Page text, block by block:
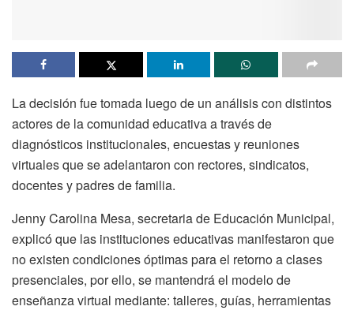
La decisión fue tomada luego de un análisis con distintos
actores de la comunidad educativa a través de
diagnósticos institucionales, encuestas y reuniones
virtuales que se adelantaron con rectores, sindicatos,
docentes y padres de familia.
Jenny Carolina Mesa, secretaria de Educación Municipal,
explicó que las instituciones educativas manifestaron que
no existen condiciones óptimas para el retorno a clases
presenciales, por ello, se mantendrá el modelo de
enseñanza virtual mediante: talleres, guías, herramientas